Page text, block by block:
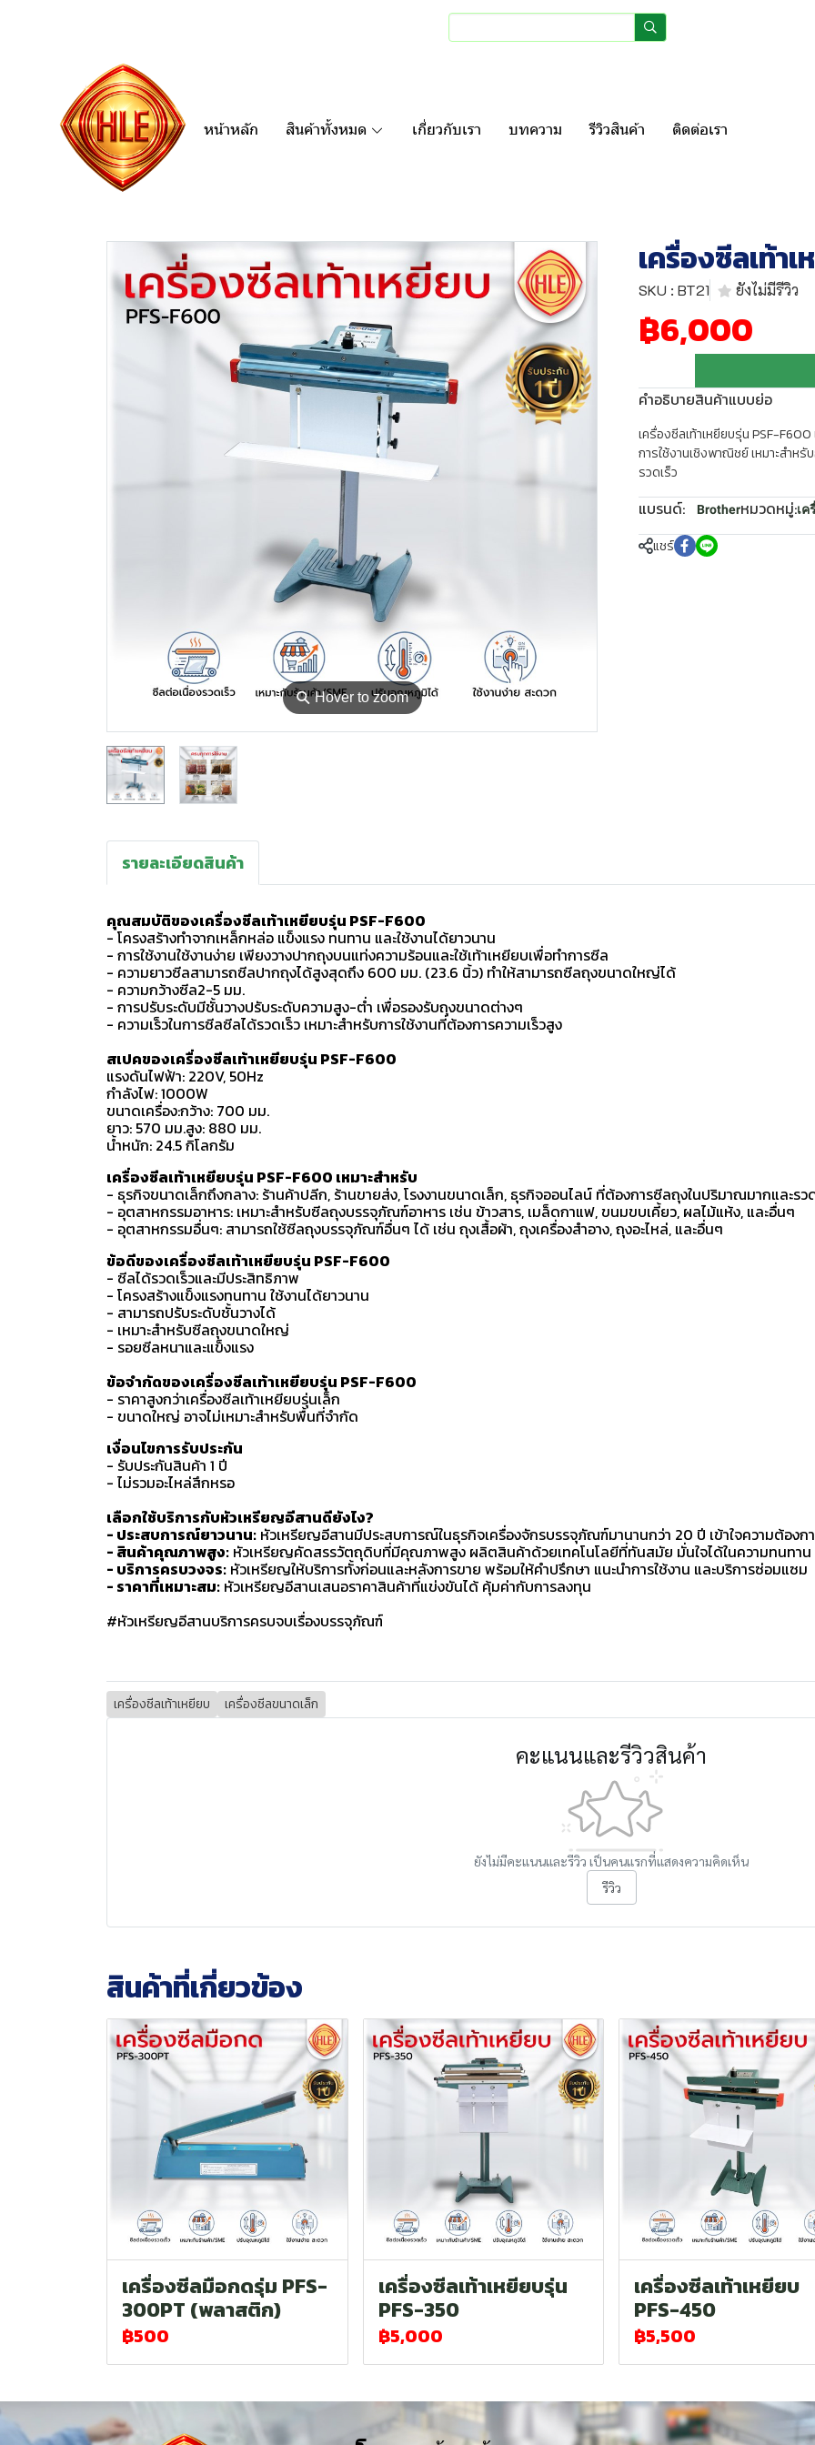
หน้าหลัก สินค้าทั้งหมด เกี่ยวกับเรา บทความ รีวิวสินค้า ติดต่อเรา
⚲Hover to zoom
เครื่องซีลเท้า
SKU : BT21 ยังไม่มีรีวิว
฿6,000
คำอธิบายสินค้าแบบย่อ
เครื่องซีลเท้าเหยียบรุ่น PSF-
การใช้งานเชิงพาณิชย์ เหมาะสำห
รวดเร็ว
แบรนด์: Brotherหมวดหมู่:เค
แชร์
รายละเอียดสินค้า
คุณสมบัติของเครื่องซีลเท้าเหยียบรุ่น PSF-F600
- โครงสร้างทำจากเหล็กหล่อ แข็งแรง ทนทาน และใช้งานได้ยาวนาน
- การใช้งานใช้งานง่าย เพียงวางปากถุงบนแท่งความร้อนและใช้เท้าเหยียบเพื่อทำการซีล
- ความยาวซีลสามารถซีลปากถุงได้สูงสุดถึง 600 มม. (23.6 นิ้ว) ทำให้สามารถซีลถุงขนาดใหญ่ได้
- ความกว้างซีล2-5 มม.
- การปรับระดับมีชั้นวางปรับระดับความสูง-ต่ำ เพื่อรองรับถุงขนาดต่างๆ
- ความเร็วในการซีลซีลได้รวดเร็ว เหมาะสำหรับการใช้งานที่ต้องการความเร็วสูง
สเปคของเครื่องซีลเท้าเหยียบรุ่น PSF-F600
แรงดันไฟฟ้า: 220V, 50Hz
กำลังไฟ: 1000W
ขนาดเครื่อง:กว้าง: 700 มม.
ยาว: 570 มม.สูง: 880 มม.
น้ำหนัก: 24.5 กิโลกรัม
เครื่องซีลเท้าเหยียบรุ่น PSF-F600 เหมาะสำหรับ
- ธุรกิจขนาดเล็กถึงกลาง: ร้านค้าปลีก, ร้านขายส่ง, โรงงานขนาดเล็ก, ธุรกิจออนไลน์ ที่ต้องการซีลถุงในปริมาณมากและรว
- อุตสาหกรรมอาหาร: เหมาะสำหรับซีลถุงบรรจุภัณฑ์อาหาร เช่น ข้าวสาร, เมล็ดกาแฟ, ขนมขบเคี้ยว, ผลไม้แห้ง, และอื่นๆ
- อุตสาหกรรมอื่นๆ: สามารถใช้ซีลถุงบรรจุภัณฑ์อื่นๆ ได้ เช่น ถุงเสื้อผ้า, ถุงเครื่องสำอาง, ถุงอะไหล่, และอื่นๆ
ข้อดีของเครื่องซีลเท้าเหยียบรุ่น PSF-F600
- ซีลได้รวดเร็วและมีประสิทธิภาพ
- โครงสร้างแข็งแรงทนทาน ใช้งานได้ยาวนาน
- สามารถปรับระดับชั้นวางได้
- เหมาะสำหรับซีลถุงขนาดใหญ่
- รอยซีลหนาและแข็งแรง
ข้อจำกัดของเครื่องซีลเท้าเหยียบรุ่น PSF-F600
- ราคาสูงกว่าเครื่องซีลเท้าเหยียบรุ่นเล็ก
- ขนาดใหญ่ อาจไม่เหมาะสำหรับพื้นที่จำกัด
เงื่อนไขการรับประกัน
- รับประกันสินค้า 1 ปี
- ไม่รวมอะไหล่สึกหรอ
เลือกใช้บริการกับหัวเหรียญอีสานดียังไง?
- ประสบการณ์ยาวนาน: หัวเหรียญอีสานมีประสบการณ์ในธุรกิจเครื่องจักรบรรจุภัณฑ์มานานกว่า 20 ปี เข้าใจความต้องก
- สินค้าคุณภาพสูง: หัวเหรียญคัดสรรวัตถุดิบที่มีคุณภาพสูง ผลิตสินค้าด้วยเทคโนโลยีที่ทันสมัย มั่นใจได้ในความทนทาน
- บริการครบวงจร: หัวเหรียญให้บริการทั้งก่อนและหลังการขาย พร้อมให้คำปรึกษา แนะนำการใช้งาน และบริการซ่อมแซม
- ราคาที่เหมาะสม: หัวเหรียญอีสานเสนอราคาสินค้าที่แข่งขันได้ คุ้มค่ากับการลงทุน
#หัวเหรียญอีสานบริการครบจบเรื่องบรรจุภัณฑ์
เครื่องซีลเท้าเหยียบ เครื่องซีลขนาดเล็ก
คะแนนและรีวิวสินค้า
ยังไม่มีคะแนนและรีวิว เป็นคนแรกที่แสดงความคิดเห็น
รีวิว
สินค้าที่เกี่ยวข้อง
เครื่องซีลมือกดรุ่ม PFS-
300PT (พลาสติก)
฿500
เครื่องซีลเท้าเหยียบรุ่น
PFS-350
฿5,000
เครื่องซีลเท้าเหยียบ
PFS-450
฿5,500